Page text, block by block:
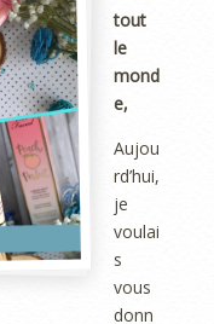
tout
le
mond
e,
Aujou
rd’hui,
je
voulai
s
vous
donn